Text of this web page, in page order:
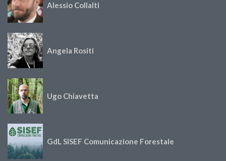
Alessio Collalti
Angela Rositi
Ugo Chiavetta
GdL SISEF Comunicazione Forestale